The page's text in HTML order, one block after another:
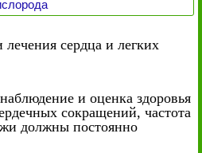
сердца и легких
и оценка здоровья
сокращений, частота
должны постоянно